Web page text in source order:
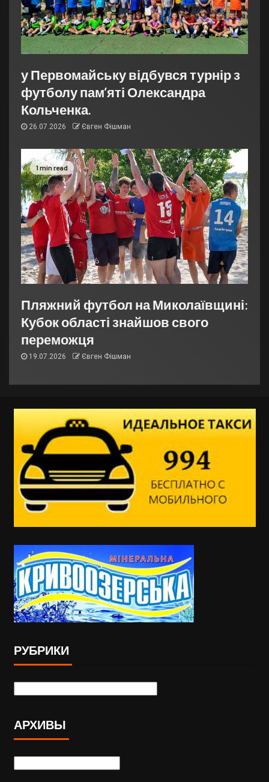
у Первомайську відбувся турнір з
футболу пам’яті Олександра
Кольченка.
26.07.2026 Євген Фішман
1 min read
Пляжний футбол на Миколаївщині:
Кубок області знайшов свого
переможця
19.07.2026 Євген Фішман
РУБРИКИ
АРХИВЫ